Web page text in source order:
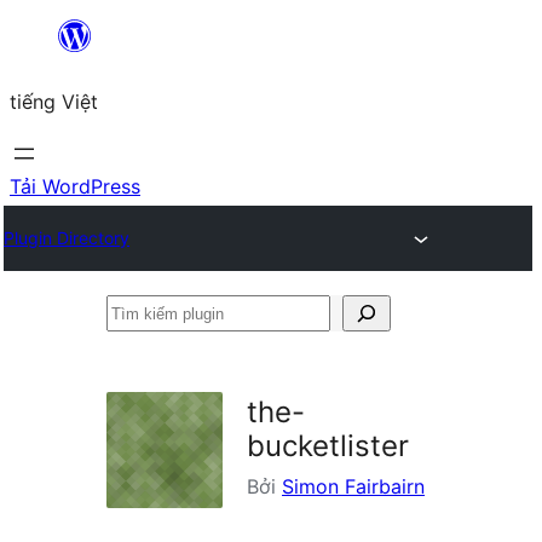
Chuyển
phần
nội
dung
tiếng Việt
Tải WordPress
Plugin Directory
Tìm
the-
bucketlister
Bởi Simon Fairbairn